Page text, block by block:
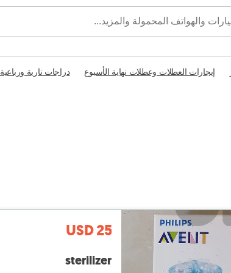
إيجارات العطلات وعطلات نهاية الأسبوع دراجات نارية ورباعية
USD 25
sterilizer